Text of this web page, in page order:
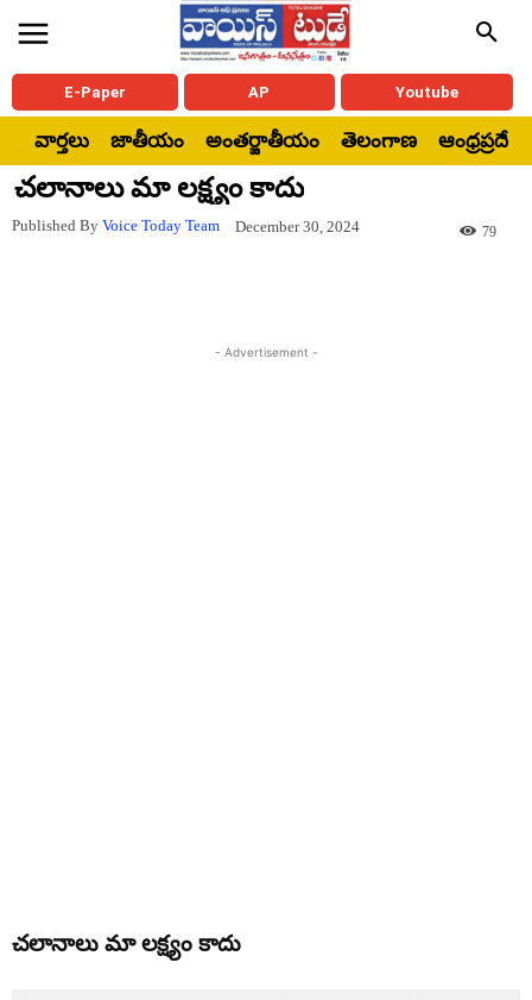
E-Paper AP Youtube
వార్తలు జాతీయం అంతర్జాతీయం తెలంగాణ ఆంధ్రప్రదేశ్
చలానాలు మా లక్ష్యం కాదు
Published By Voice Today Team December 30, 2024 79
- Advertisement -
చలానాలు మా లక్ష్యం కాదు